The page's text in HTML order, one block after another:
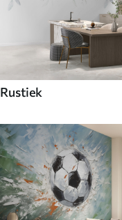
Rustiek